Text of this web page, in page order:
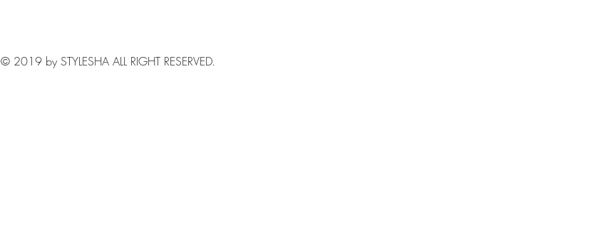
© 2019 by STYLESHA ALL RIGHT RESERVED.